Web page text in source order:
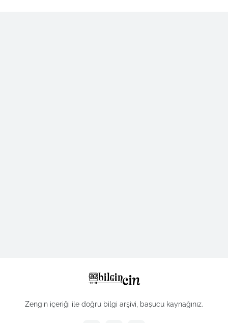
Zengin içeriği ile doğru bilgi arşivi, başucu kaynağınız.